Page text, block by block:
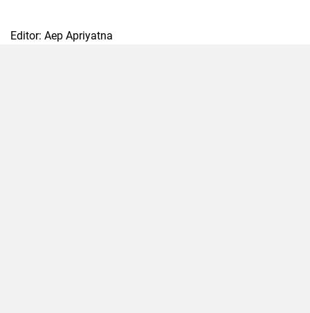
Editor: Aep Apriyatna